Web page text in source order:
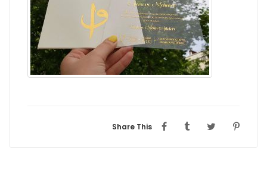
Share This